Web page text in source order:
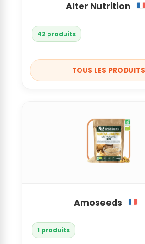
Alter Nutrition
42 produits
TOUS LES PRODUITS
Amoseeds
1 produits